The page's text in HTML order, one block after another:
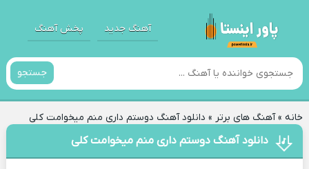
آهنگ جدید پخش آهنگ
جستجو
خانه»آهنگ های برتر » دانلود آهنگ دوستم داری منم میخوامت کلی
دانلود آهنگ دوستم داری منم میخوامت کلی